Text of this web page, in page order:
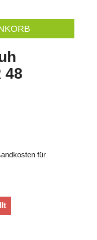
48
für